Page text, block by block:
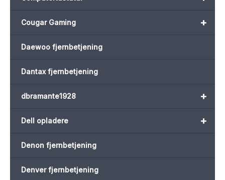
+
Cougar Gaming
Daewoo fjernbetjening
Dantax fjernbetjening
+
dbramante1928
+
Dell opladere
Denon fjernbetjening
Denver fjernbetjening